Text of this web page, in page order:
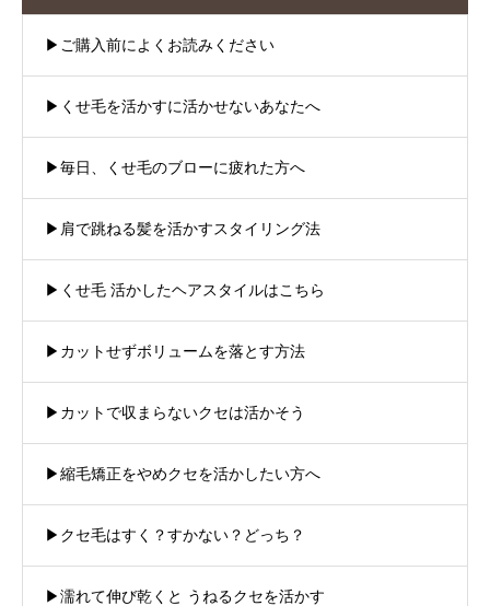
▶︎ご購入前によくお読みください
▶︎くせ毛を活かすに活かせないあなたへ
▶︎毎日、くせ毛のブローに疲れた方へ
▶︎肩で跳ねる髪を活かすスタイリング法
▶︎くせ毛 活かしたヘアスタイルはこちら
▶︎カットせずボリュームを落とす方法
▶︎カットで収まらないクセは活かそう
▶︎縮毛矯正をやめクセを活かしたい方へ
▶︎クセ毛はすく？すかない？どっち？
▶︎濡れて伸び乾くと うねるクセを活かす